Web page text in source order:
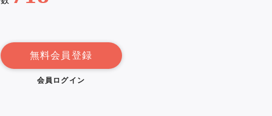
無料会員登録
会員ログイン